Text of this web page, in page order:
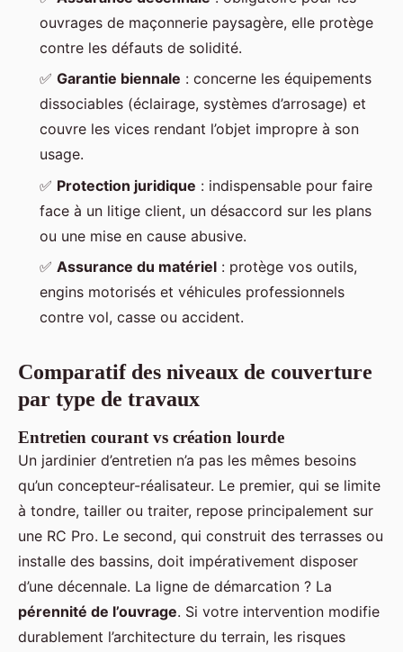
ouvrages de maçonnerie paysagère, elle protège
contre les défauts de solidité.
✅ Garantie biennale : concerne les équipements
dissociables (éclairage, systèmes d’arrosage) et
couvre les vices rendant l’objet impropre à son
usage.
✅ Protection juridique : indispensable pour faire
face à un litige client, un désaccord sur les plans
ou une mise en cause abusive.
✅ Assurance du matériel : protège vos outils,
engins motorisés et véhicules professionnels
contre vol, casse ou accident.
Comparatif des niveaux de couverture
par type de travaux
Entretien courant vs création lourde
Un jardinier d’entretien n’a pas les mêmes besoins
qu’un concepteur-réalisateur. Le premier, qui se limite
à tondre, tailler ou traiter, repose principalement sur
une RC Pro. Le second, qui construit des terrasses ou
installe des bassins, doit impérativement disposer
d’une décennale. La ligne de démarcation ? La
pérennité de l’ouvrage. Si votre intervention modifie
durablement l’architecture du terrain, les risques